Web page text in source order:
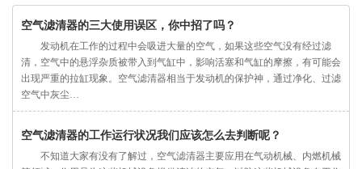
空气滤清器的三大使用误区，你中招了吗？
发动机在工作的过程中会吸进大量的空气，如果这些空气没有经过滤
清，空气中的悬浮杂质被带入到气缸中，影响活塞和气缸的摩擦，有可能会
出现严重的拉缸现象。空气滤清器相当于发动机的保护神，通过净化、过滤
空气中灰尘…
空气滤清器的工作运行状况我们应该怎么去判断呢？
不知道大家有没有了解过，空气滤清器主要应用在气动机械、内燃机械